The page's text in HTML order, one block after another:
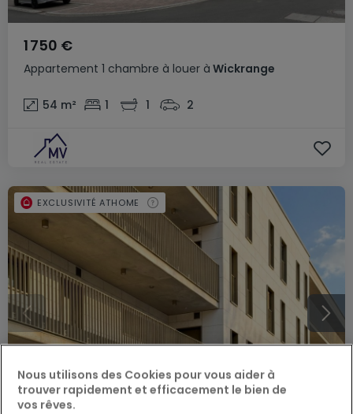
Appartement 1 chambre à louer à Wickrange
1 750 €
54 m² 1 1 2
EXCLUSIVITÉ ATHOME
Nous utilisons des Cookies pour vous aider à
trouver rapidement et efficacement le bien de
vos rêves.